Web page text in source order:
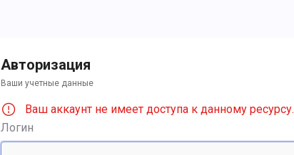
Авторизация
Ваши учетные данные
Ваш аккаунт не имеет доступа к данному ресурсу.
Логин